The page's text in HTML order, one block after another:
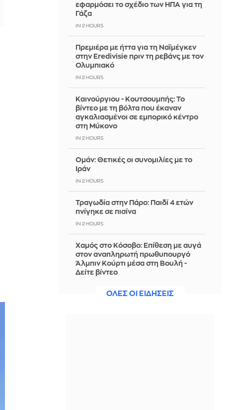
εφαρμόσει το σχέδιο των ΗΠΑ για τη
Γάζα
IN 2 HOURS
Πρεμιέρα με ήττα για τη Ναϊμέγκεν
στην Eredivisie πριν τη ρεβάνς με τον
Ολυμπιακό
IN 2 HOURS
Καινούργιου - Κουτσουμπής: Το
βίντεο με τη βόλτα που έκαναν
αγκαλιασμένοι σε εμπορικό κέντρο
στη Μύκονο
IN 2 HOURS
Ομάν: Θετικές οι συνομιλίες με το
Ιράν
IN 2 HOURS
Τραγωδία στην Πάρο: Παιδί 4 ετών
πνίγηκε σε πισίνα
IN 2 HOURS
Χαμός στο Κόσοβο: Επίθεση με αυγά
στον αναπληρωτή πρωθυπουργό
Άλμπιν Κούρτι μέσα στη Βουλή -
Δείτε βίντεο
ΟΛΕΣ ΟΙ ΕΙΔΗΣΕΙΣ